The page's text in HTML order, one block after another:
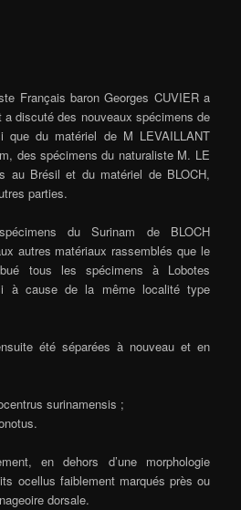
Français baron Georges CUVIER a
discuté des nouveaux spécimens de
que du matériel de M LEVAILLANT
des spécimens du naturaliste M. LE
au Brésil et du matériel de BLOCH,
parties.
du Surinam de BLOCH
autres matériaux rassemblés que le
tous les spécimens à Lobotes
à cause de la même localité type
été séparées à nouveau et en
surinamensis ;
en dehors d’une morphologie
ocellus faiblement marqués près ou
dorsale.